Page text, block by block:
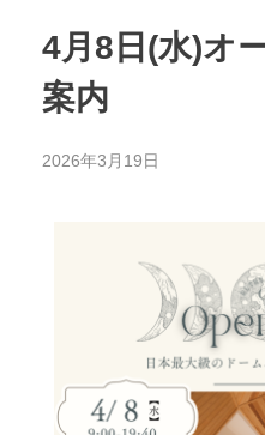
4月8日(水)オ
案内
2026年3月19日